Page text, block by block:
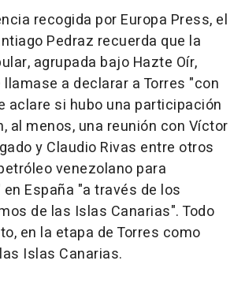
recogida por Europa Press, el
Pedraz recuerda que la
agrupada bajo Hazte Oír,
a declarar a Torres "con
aclare si hubo una participación
al menos, una reunión con Víctor
y Claudio Rivas entre otros
venezolano para
España "a través de los
de las Islas Canarias". Todo
en la etapa de Torres como
Islas Canarias.